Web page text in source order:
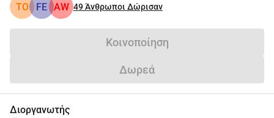
TO FE AW 49Άνθρωποι Δώρισαν
Κοινοποίηση
Δωρεά
Διοργανωτής